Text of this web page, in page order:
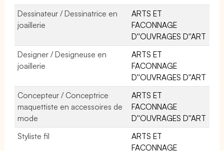
Dessinateur / Dessinatrice en
joaillerie
ARTS ET
FACONNAGE
D''OUVRAGES D''ART
Designer / Designeuse en
joaillerie
ARTS ET
FACONNAGE
D''OUVRAGES D''ART
Concepteur / Conceptrice
maquettiste en accessoires de
mode
ARTS ET
FACONNAGE
D''OUVRAGES D''ART
Styliste fil
ARTS ET
FACONNAGE